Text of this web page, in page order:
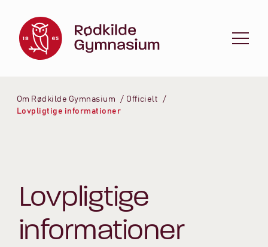
Om Rødkilde Gymnasium
Officielt
Lovpligtige informationer
Lovpligtige
informationer